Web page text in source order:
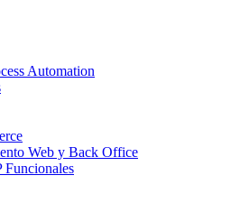
Automation
Web y Back Office